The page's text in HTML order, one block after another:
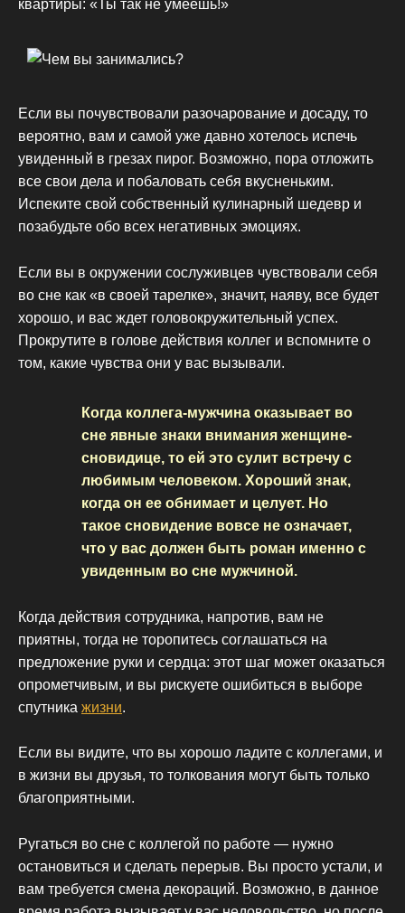
квартиры: «Ты так не умеешь!»
Если вы почувствовали разочарование и досаду, то
вероятно, вам и самой уже давно хотелось испечь
увиденный в грезах пирог. Возможно, пора отложить
все свои дела и побаловать себя вкусненьким.
Испеките свой собственный кулинарный шедевр и
позабудьте обо всех негативных эмоциях.
Если вы в окружении сослуживцев чувствовали себя
во сне как «в своей тарелке», значит, наяву, все будет
хорошо, и вас ждет головокружительный успех.
Прокрутите в голове действия коллег и вспомните о
том, какие чувства они у вас вызывали.
Когда коллега-мужчина оказывает во
сне явные знаки внимания женщине-
сновидице, то ей это сулит встречу с
любимым человеком. Хороший знак,
когда он ее обнимает и целует. Но
такое сновидение вовсе не означает,
что у вас должен быть роман именно с
увиденным во сне мужчиной.
Когда действия сотрудника, напротив, вам не
приятны, тогда не торопитесь соглашаться на
предложение руки и сердца: этот шаг может оказаться
опрометчивым, и вы рискуете ошибиться в выборе
спутника жизни.
Если вы видите, что вы хорошо ладите с коллегами, и
в жизни вы друзья, то толкования могут быть только
благоприятными.
Ругаться во сне с коллегой по работе — нужно
остановиться и сделать перерыв. Вы просто устали, и
вам требуется смена декораций. Возможно, в данное